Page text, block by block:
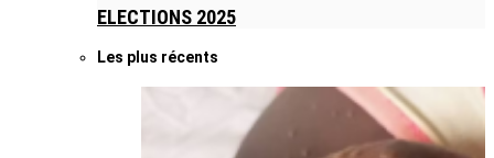
ELECTIONS 2025
Les plus récents